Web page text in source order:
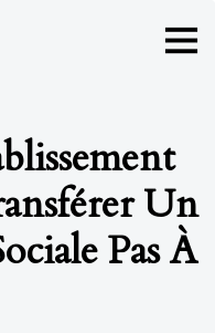
Un
Pas À